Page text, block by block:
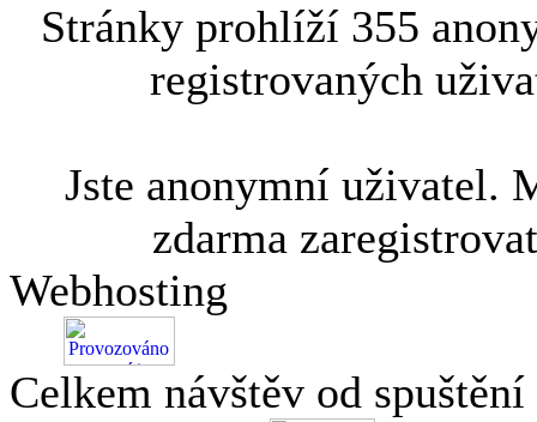
Stránky prohlíží 355
registrovaných
Jste anonymní uživatel.
zdarma
Webhosting
Celkem návštěv od